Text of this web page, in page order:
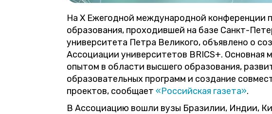
На Х Ежегодной международной конференции
образования, проходившей на базе Санкт-
университета Петра Великого, объявлено о
Ассоциации университетов BRICS+. Основная
опытом в области высшего образования,
образовательных программ и создание
проектов, сообщает «Российская газета».
В Ассоциацию вошли вузы Бразилии, Индии,